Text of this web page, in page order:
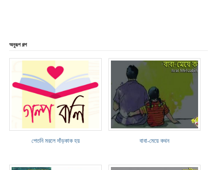
অনুরূপ গল্প
পেতনি মরলে দাঁড়কাক হয় বাবা-মেয়ে কথন